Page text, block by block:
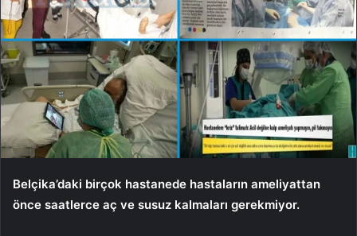
Belçika’daki birçok hastanede hastaların ameliyattan
önce saatlerce aç ve susuz kalmaları gerekmiyor.